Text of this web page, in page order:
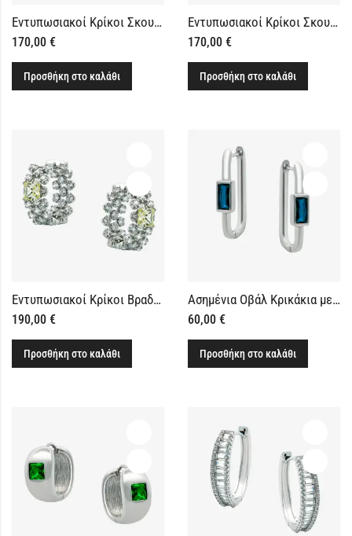
Εντυπωσιακοί Κρίκοι Σκουλαρίκια με Πέτρες Ζιργκόν (Μεγάλοι)
170,00 €
Προσθήκη στο καλάθι
Εντυπωσιακοί Κρίκοι Σκουλαρίκια με Οβάλ Πέτρες Ζιργκόν
170,00 €
Προσθήκη στο καλάθι
Εντυπωσιακοί Κρίκοι Βραδινοί με Πέτρες Ζιργκόν
190,00 €
Προσθήκη στο καλάθι
Ασημένια Οβάλ Κρικάκια με Μπλε Πέτρες
60,00 €
Προσθήκη στο καλάθι